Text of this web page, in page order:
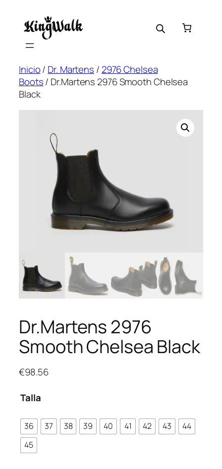
contenido
Inicio/ Dr. Martens / 2976 Chelsea
Boots/ Dr.Martens 2976 Smooth Chelsea
Black
Dr.Martens 2976
Smooth Chelsea Black
€98.56
Talla
36 37 38 39 40 41 42 43
44
45